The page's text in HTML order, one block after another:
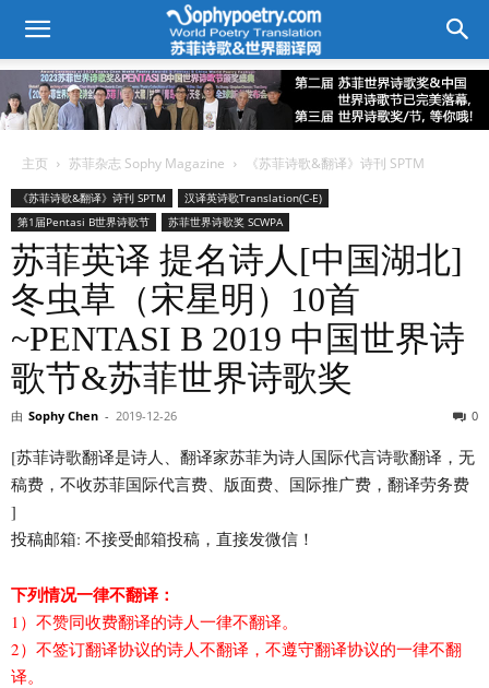
主页 苏菲杂志 Sophy Magazine 《苏菲诗歌&翻译》诗刊 SPTM
《苏菲诗歌&翻译》诗刊 SPTM
汉译英诗歌Translation(C-E)
第1届Pentasi B世界诗歌节
苏菲世界诗歌奖 SCWPA
苏菲英译 提名诗人[中国湖北]
冬虫草（宋星明）10首
~PENTASI B 2019 中国世界诗
歌节&苏菲世界诗歌奖
由 Sophy Chen - 2019-12-26 0
[苏菲诗歌翻译是诗人、翻译家苏菲为诗人国际代言诗歌翻译，无
稿费，不收苏菲国际代言费、版面费、国际推广费，翻译劳务费
]
投稿邮箱: 不接受邮箱投稿，直接发微信！
下列情况一律不翻译：
1）不赞同收费翻译的诗人一律不翻译。
2）不签订翻译协议的诗人不翻译，不遵守翻译协议的一律不翻
译。